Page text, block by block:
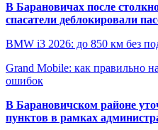
В Барановичах после
спасатели деблокировали
BMW i3 2026: до 850 км без
Grand Mobile: как правильно
ошибок
В Барановичском районе
пунктов в рамках